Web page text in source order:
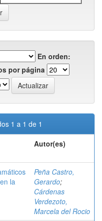
En orden:
por página
1 a 1 de 1
Autor(es)
la
Peña Castro,
Gerardo;
Cárdenas
Verdezoto,
Marcela del Rocio